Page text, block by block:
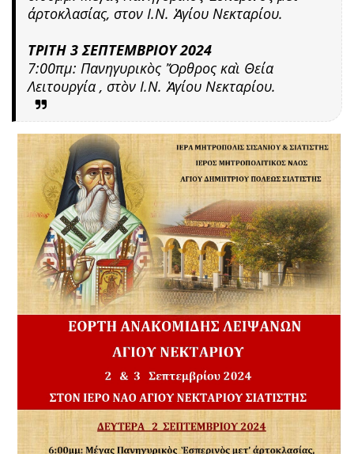
άρτοκλασίας, στον Ι.Ν. Ἁγίου Νεκταρίου.
ΤΡΙΤΗ 3 ΣΕΠΤΕΜΒΡΙΟΥ 2024
7:00πμ: Πανηγυρικὸς Ὄρθρος καὶ Θεία
Λειτουργία , στὸν Ι.Ν. Ἁγίου Νεκταρίου.